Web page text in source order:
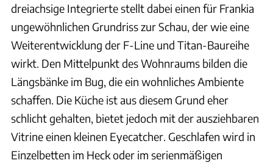
dreiachsige Integrierte stellt dabei einen für Frankia
ungewöhnlichen Grundriss zur Schau, der wie eine
Weiterentwicklung der F-Line und Titan-Baureihe
wirkt. Den Mittelpunkt des Wohnraums bilden die
Längsbänke im Bug, die ein wohnliches Ambiente
schaffen. Die Küche ist aus diesem Grund eher
schlicht gehalten, bietet jedoch mit der ausziehbaren
Vitrine einen kleinen Eyecatcher. Geschlafen wird in
Einzelbetten im Heck oder im serienmäßigen